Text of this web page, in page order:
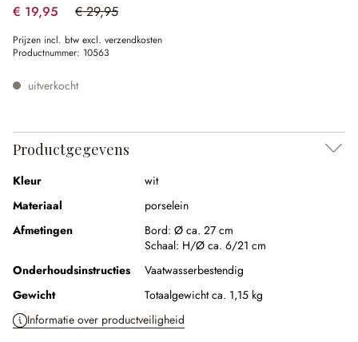
€ 19,95 € 29,95
(33.39% gespart)
Prijzen incl. btw excl. verzendkosten
Productnummer: 10563
uitverkocht
Productgegevens
Kleur
wit
Materiaal
porselein
Afmetingen
Bord: Ø ca. 27 cm
Schaal: H/Ø ca. 6/21 cm
Onderhoudsinstructies
Vaatwasserbestendig
Gewicht
Totaalgewicht ca. 1,15 kg
Informatie over productveiligheid